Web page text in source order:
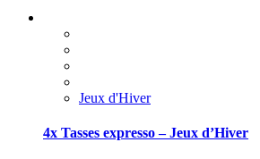
Jeux d'Hiver
4x Tasses expresso – Jeux d’Hiver